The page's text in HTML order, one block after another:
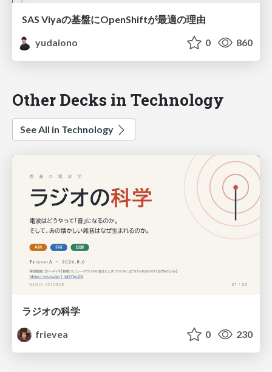
SAS Viyaの基盤にOpenShiftが最適の理由
yudaiono
0 860
Other Decks in Technology
See All in Technology
ラジオの科学
frievea
0 230